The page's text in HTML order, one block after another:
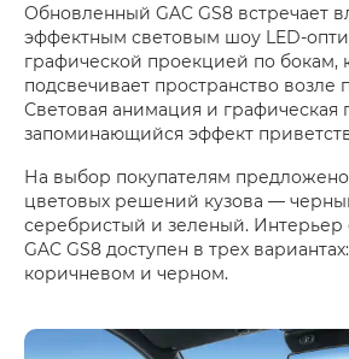
Обновленный GAC GS8 встречает
эффектным световым шоу LED-
графической проекцией по бокам,
подсвечивает пространство возле
Световая анимация и графическая
запоминающийся эффект
На выбор покупателям
цветовых решений кузова —
серебристый и зеленый. Интерьер
GAC GS8 доступен в трех
коричневом и черном.